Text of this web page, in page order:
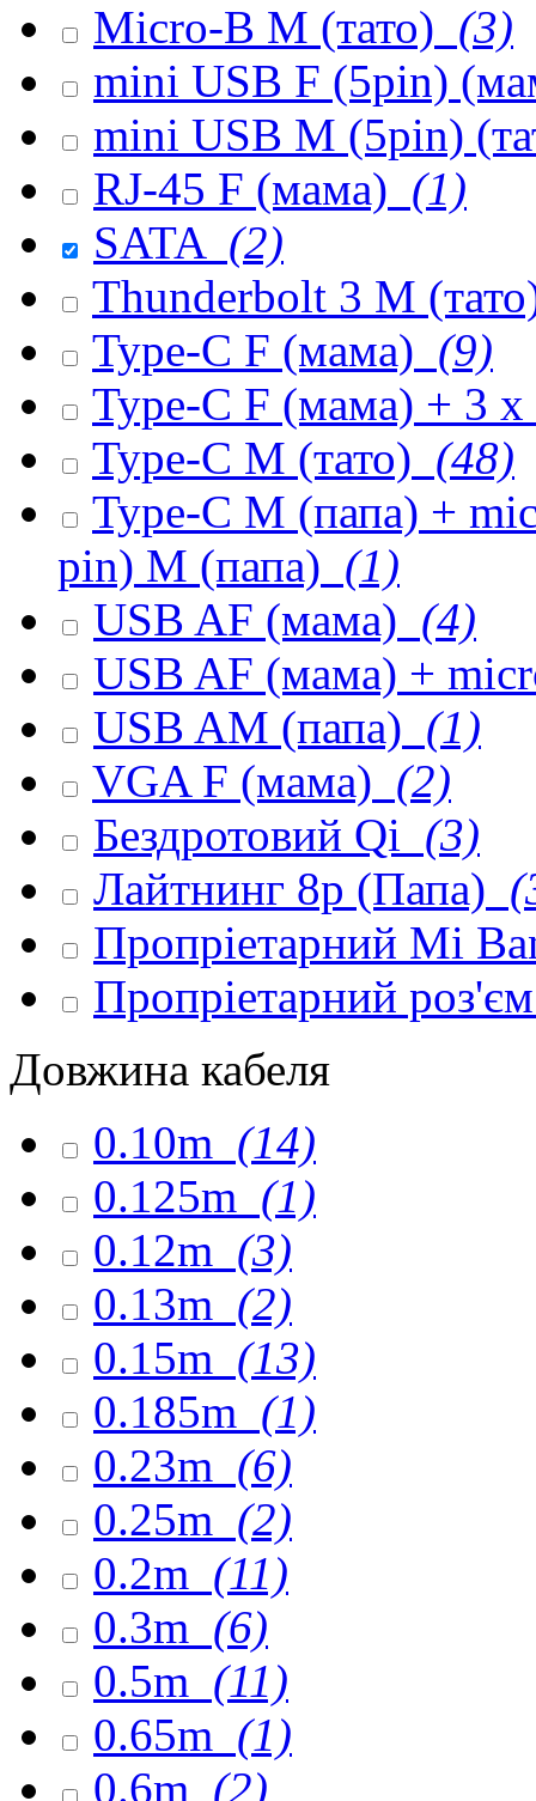
Micro-B M (тато) (3)
mini USB F (5pin)
mini USB M (5pin)
RJ-45 F (мама) (1)
SATA (2)
Thunderbolt 3 M
Type-C F (мама) (9)
Type-C F (мама) + 3
Type-C M (тато) (48)
Type-C M (папа) +
pin) M (папа) (1)
USB AF (мама) (4)
USB AF (мама) +
USB AM (папа) (1)
VGA F (мама) (2)
Бездротовий Qi (3)
Лайтнинг 8p (Папа)
Пропріетарний Mi
Пропріетарний
Довжина кабеля
0.10m (14)
0.125m (1)
0.12m (3)
0.13m (2)
0.15m (13)
0.185m (1)
0.23m (6)
0.25m (2)
0.2m (11)
0.3m (6)
0.5m (11)
0.65m (1)
0.6m (2)